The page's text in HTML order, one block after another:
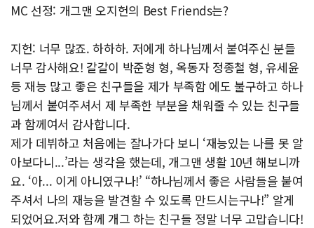
MC 선정: 개그맨 오지헌의 Best Friends는?
지헌: 너무 많죠. 하하하. 저에게 하나님께서 붙여주신 분들
너무 감사해요! 갈갈이 박준형 형, 옥동자 정종철 형, 유세윤
등 재능 많고 좋은 친구들을 제가 부족함 에도 불구하고 하나
님께서 붙여주셔서 제 부족한 부분을 채워줄 수 있는 친구들
과 함께여서 감사합니다.
제가 데뷔하고 처음에는 잘나가다 보니 ‘재능있는 나를 못 알
아보다니...’라는 생각을 했는데, 개그맨 생활 10년 해보니까
요. ‘아... 이게 아니였구나!’ “하나님께서 좋은 사람들을 붙여
주셔서 나의 재능을 발견할 수 있도록 만드시는구나!” 알게
되었어요.저와 함께 개그 하는 친구들 정말 너무 고맙습니다!